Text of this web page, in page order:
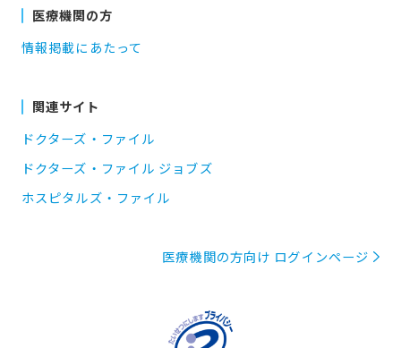
医療機関の方
情報掲載にあたって
関連サイト
ドクターズ・ファイル
ドクターズ・ファイル ジョブズ
ホスピタルズ・ファイル
医療機関の方向け ログインページ